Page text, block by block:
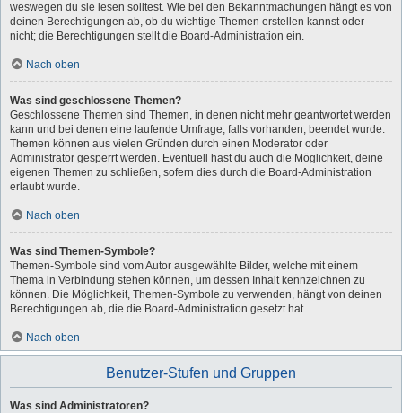
weswegen du sie lesen solltest. Wie bei den Bekanntmachungen hängt es von
deinen Berechtigungen ab, ob du wichtige Themen erstellen kannst oder
nicht; die Berechtigungen stellt die Board-Administration ein.
Nach oben
Was sind geschlossene Themen?
Geschlossene Themen sind Themen, in denen nicht mehr geantwortet werden
kann und bei denen eine laufende Umfrage, falls vorhanden, beendet wurde.
Themen können aus vielen Gründen durch einen Moderator oder
Administrator gesperrt werden. Eventuell hast du auch die Möglichkeit, deine
eigenen Themen zu schließen, sofern dies durch die Board-Administration
erlaubt wurde.
Nach oben
Was sind Themen-Symbole?
Themen-Symbole sind vom Autor ausgewählte Bilder, welche mit einem
Thema in Verbindung stehen können, um dessen Inhalt kennzeichnen zu
können. Die Möglichkeit, Themen-Symbole zu verwenden, hängt von deinen
Berechtigungen ab, die die Board-Administration gesetzt hat.
Nach oben
Benutzer-Stufen und Gruppen
Was sind Administratoren?